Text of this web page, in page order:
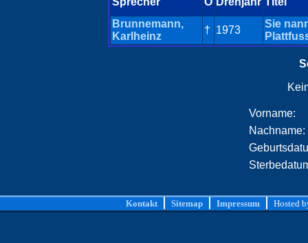
Brunnemann,
Karlheinz
† 1973
Sie
Vorname:
Nachname:
Kontakt Sitemap Impressum Hosted